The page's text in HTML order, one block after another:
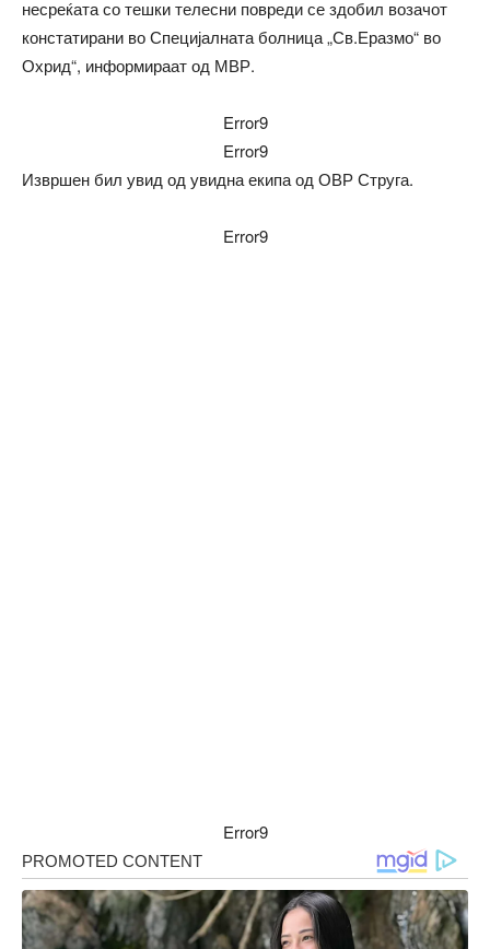
несреќата со тешки телесни повреди се здобил возачот
констатирани во Специјалната болница „Св.Еразмо“ во
Охрид“, информираат од МВР.
Error9
Error9
Извршен бил увид од увидна екипа од ОВР Струга.
Error9
Error9